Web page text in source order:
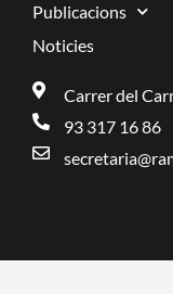
Publicacions
Noticies
Carrer del
93 317 16 86